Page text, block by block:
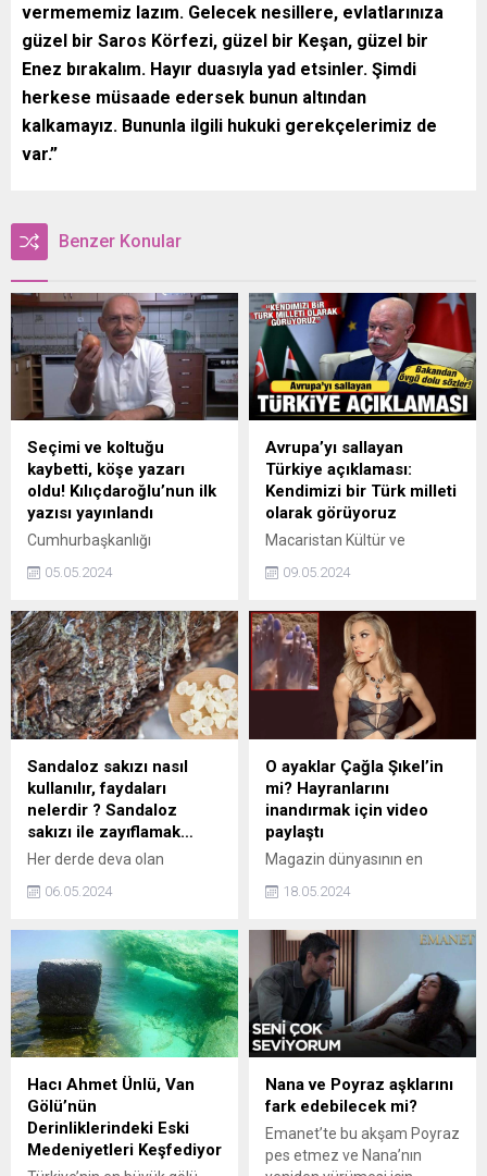
vermememiz lazım. Gelecek nesillere, evlatlarınıza
güzel bir Saros Körfezi, güzel bir Keşan, güzel bir
Enez bırakalım. Hayır duasıyla yad etsinler. Şimdi
herkese müsaade edersek bunun altından
kalkamayız. Bununla ilgili hukuki gerekçelerimiz de
var.”
Benzer Konular
Seçimi ve koltuğu
kaybetti, köşe yazarı
oldu! Kılıçdaroğlu’nun ilk
yazısı yayınlandı
Cumhurbaşkanlığı
yaşadığı hezimet sonrası
mağlup ayrılan Kemal
Kılıçdaroğlu, liderlik
döneminde fonladığı T24
internet sitesine köşe yazarı
oldu.
05.05.2024
Avrupa’yı sallayan
Türkiye açıklaması:
Kendimizi bir Türk milleti
olarak görüyoruz
Macaristan Kültür ve
Csak, "Biz Macarlar,
hatta Orta Asyanın
doğusundan gelen bir Türk
milleti olarak görüyoruz."
dedi.
09.05.2024
Sandaloz sakızı nasıl
kullanılır, faydaları
nelerdir ? Sandaloz
sakızı ile zayıflamak…
Her derde deva olan
kullananlara saymakla
edilen bu sakız ne işe yarar,
nasıl kullanılır? Gelin hep
birlikte sandaloz sakızının
faydalarını öğrenelim!
06.05.2024
O ayaklar Çağla Şıkel’in
mi? Hayranlarını
inandırmak için video
paylaştı
Magazin dünyasının en
olan Çağla Şıkel, bu kez
Sosyal medyada dolaşıma
sokulan bir fotoğrafa "Çağla
Şıkel'in ayakları" notu
eklendi. Ünlü model de bu
paylaşımlara duyarsız
kalmayarak ayaklarının
fotoğrafını paylaşarak
tartışmaları bitirdi.
18.05.2024
Hacı Ahmet Ünlü, Van
Gölü’nün
Derinliklerindeki Eski
Medeniyetleri Keşfediyor
Nana ve Poyraz aşklarını
fark edebilecek mi?
Emanet’te bu akşam Poyraz
pes etmez ve Nana’nın